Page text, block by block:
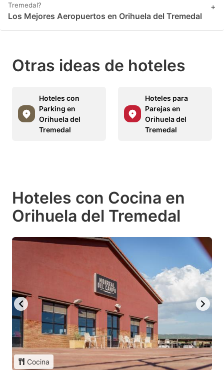
Tremedal?
Los Mejores Aeropuertos en Orihuela del Tremedal
+
Otras ideas de hoteles
Hoteles con
Parking en
Orihuela del
Tremedal
Hoteles para
Parejas en
Orihuela del
Tremedal
Hoteles con Cocina en
Orihuela del Tremedal
Cocina